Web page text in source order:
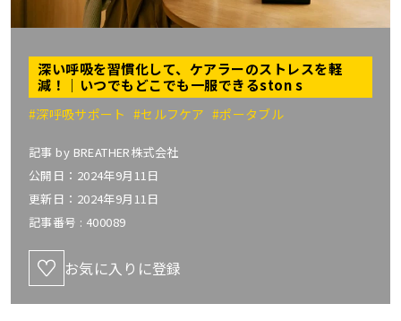
深い呼吸を習慣化して、ケアラーのストレスを軽
減！｜いつでもどこでも一服できるston s
#深呼吸サポート #セルフケア#ポータブル
記事 by BREATHER株式会社
公開日：2024年9月11日
更新日：2024年9月11日
記事番号 : 400089
お気に入りに登録